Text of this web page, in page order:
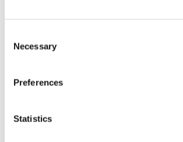
Selection
Necessary
Preferences
Statistics
NYA RAMAVTAL FÖR